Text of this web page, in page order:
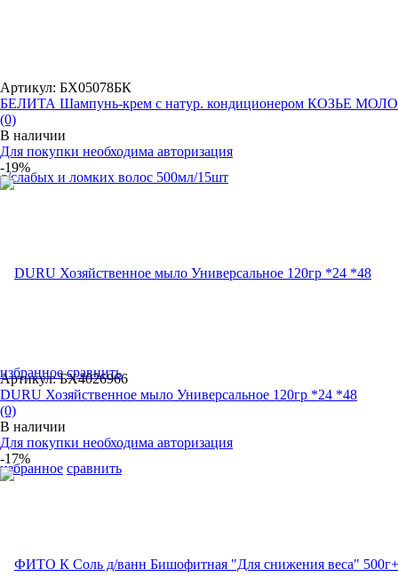
избранное сравнить
Артикул: БХ05078БК
БЕЛИТА Шампунь-крем с натур. кондиционером КОЗЬЕ
(0)
В наличии
Для покупки необходима авторизация
-19%
избранное сравнить
Артикул: БХ4026966
DURU Хозяйственное мыло Универсальное 120гр *24 *48
(0)
В наличии
Для покупки необходима авторизация
-17%